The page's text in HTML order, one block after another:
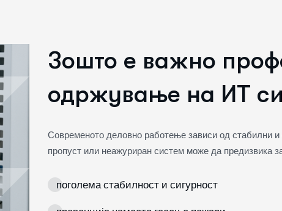
Зошто е важно
одржување на ИТ
Современото деловно работење зависи од стабилни
пропуст или неажуриран систем може да предизвика
поголема стабилност и сигурност